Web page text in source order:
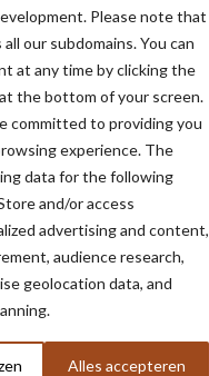
Please note that
our subdomains. You can
at any time by clicking the
the bottom of your screen.
committed to providing you
experience. The
data for the following
and/or access
advertising and content,
audience research,
geolocation data, and
Alles accepteren
technieken
ook voor ons eigen
dus veel